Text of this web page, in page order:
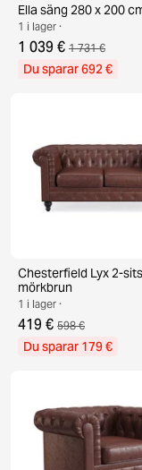
Ella säng 280 x 200
1 i lager ·
1 039 € 1 731 €
Du sparar 692 €
Chesterfield Lyx 2-
mörkbrun
1 i lager ·
419 € 598 €
Du sparar 179 €